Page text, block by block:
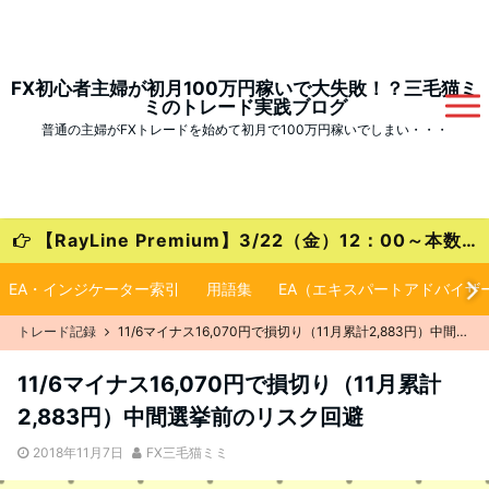
FX初心者主婦が初月100万円稼いで大失敗！？三毛猫ミ
ミのトレード実践ブログ
普通の主婦がFXトレードを始めて初月で100万円稼いでしまい・・・
【RayLine Premium】3/22（金）12：00～本数限定の大特価キャンペーンが始まります！
EA・インジケーター索引 用語集 EA（エキスパートアドバイザ
トレード記録 11/6マイナス16,070円で損切り（11月累計2,883円）中間選挙前のリスク回避
11/6マイナス16,070円で損切り（11月累計
2,883円）中間選挙前のリスク回避
2018年11月7日 FX三毛猫ミミ